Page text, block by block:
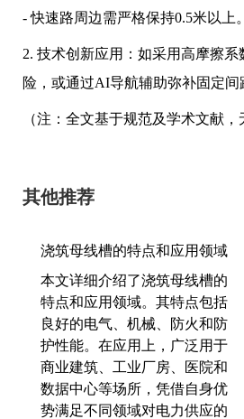
- 快速路周边需严格保持0.5米以上。
2. 技术创新应用：如采用高摩擦
险，或通过AI导航辅助弥补固定间
（注：全文基于规范及学术文献，
其他推荐
浇筑母线槽的特点和应用领域
本文详细介绍了浇筑母线槽的
特点和应用领域。其特点包括
良好的电气、机械、防火和防
护性能。在应用上，广泛用于
商业建筑、工业厂房、医院和
数据中心等场所，凭借自身优
势满足不同领域对电力供应的